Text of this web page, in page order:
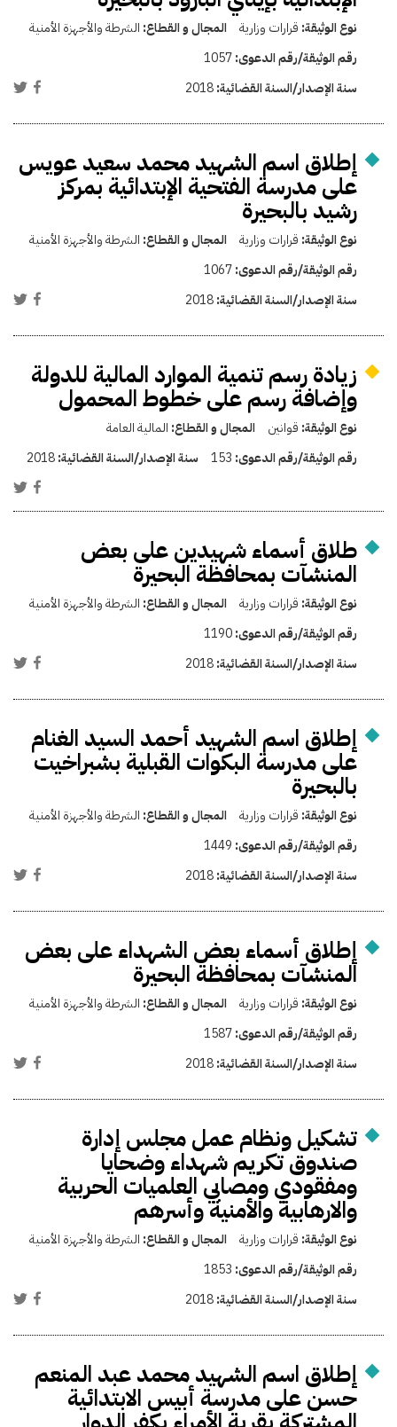
نوع الوثيقة: قرارات وزارية المجال و القطاع: الشرطة والأجهزة الأمنية
رقم الوثيقة/رقم الدعوى:1057
سنة الإصدار/السنة القضائية:2018
إطلاق اسم الشهيد محمد سعيد عويس
على مدرسة الفتحية الإبتدائية بمركز
رشيد بالبحيرة
نوع الوثيقة: قرارات وزارية المجال و القطاع: الشرطة والأجهزة الأمنية
رقم الوثيقة/رقم الدعوى:1067
سنة الإصدار/السنة القضائية:2018
زيادة رسم تنمية الموارد المالية للدولة
وإضافة رسم على خطوط المحمول
نوع الوثيقة: قوانين المجال و القطاع: المالية العامة
رقم الوثيقة/رقم الدعوى: 153 سنة الإصدار/السنة القضائية:2018
طلاق أسماء شهيدين على بعض
المنشآت بمحافظة البحيرة
نوع الوثيقة: قرارات وزارية المجال و القطاع: الشرطة والأجهزة الأمنية
رقم الوثيقة/رقم الدعوى:1190
سنة الإصدار/السنة القضائية:2018
إطلاق اسم الشهيد أحمد السيد الغنام
على مدرسة البكوات القبلية بشبراخيت
بالبحيرة
نوع الوثيقة: قرارات وزارية المجال و القطاع: الشرطة والأجهزة الأمنية
رقم الوثيقة/رقم الدعوى: 1449
سنة الإصدار/السنة القضائية:2018
إطلاق أسماء بعض الشهداء على بعض
المنشآت بمحافظة البحيرة
نوع الوثيقة: قرارات وزارية المجال و القطاع: الشرطة والأجهزة الأمنية
رقم الوثيقة/رقم الدعوى:1587
سنة الإصدار/السنة القضائية:2018
تشكيل ونظام عمل مجلس إدارة
صندوق تكريم شهداء وضحايا
ومفقودي ومصابي العلميات الحربية
والارهابية والأمنية وأسرهم
نوع الوثيقة: قرارات وزارية المجال و القطاع: الشرطة والأجهزة الأمنية
رقم الوثيقة/رقم الدعوى: 1853
سنة الإصدار/السنة القضائية:2018
إطلاق اسم الشهيد محمد عبد المنعم
حسن على مدرسة أبيس الابتدائية